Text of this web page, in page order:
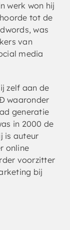
werk won hij
tot de
was
van
media
zelf aan de
waaronder
generatie
in 2000 de
is auteur
online
voorzitter
bij